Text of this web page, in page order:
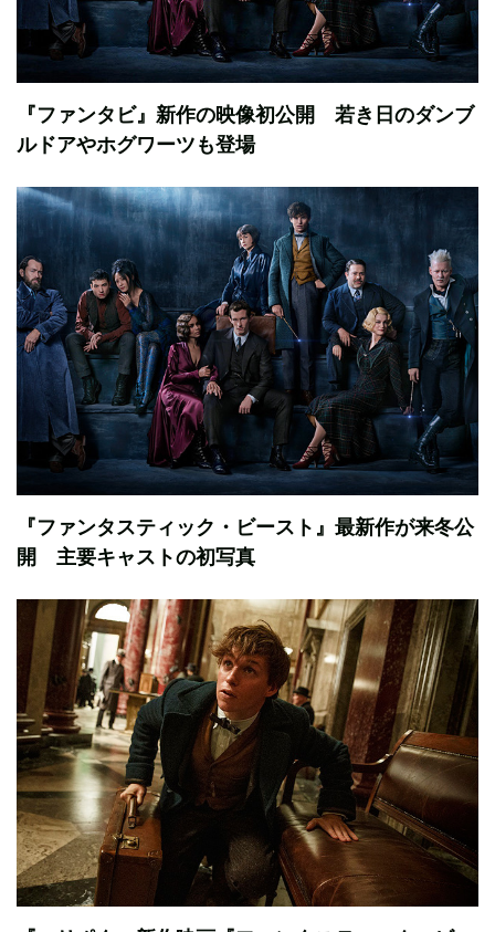
『ファンタビ』新作の映像初公開 若き日のダンブ
ルドアやホグワーツも登場
『ファンタスティック・ビースト』最新作が来冬公
開 主要キャストの初写真